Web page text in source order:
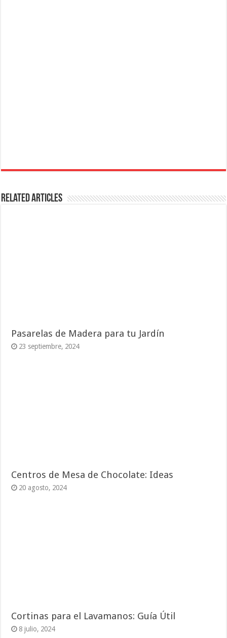
Related Articles
Pasarelas de Madera para tu Jardín
23 septiembre, 2024
Centros de Mesa de Chocolate: Ideas
20 agosto, 2024
Cortinas para el Lavamanos: Guía Útil
8 julio, 2024